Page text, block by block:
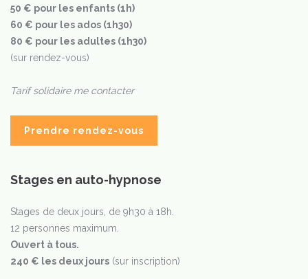
50 € pour les enfants (1h)
60 € pour les ados (1h30)
80 € pour les adultes (1h30)
(sur rendez-vous)
Tarif solidaire me contacter
Prendre rendez-vous
Stages en auto-hypnose
Stages de deux jours, de 9h30 à 18h.
12 personnes maximum.
Ouvert à tous.
240 € les deux jours (sur inscription)